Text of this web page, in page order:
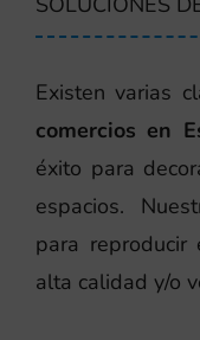
Existen varias
comercios en
éxito para
espacios.
para reproducir
alta calidad y/o